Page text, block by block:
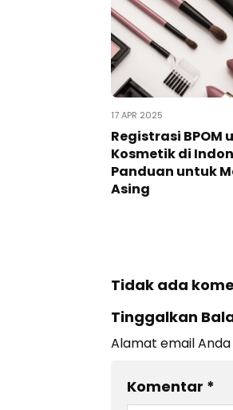
17 APR 2025
Registrasi BPOM
Kosmetik di
Panduan untuk
Asing
Tidak ada
Tinggalkan
Alamat email
Komentar *